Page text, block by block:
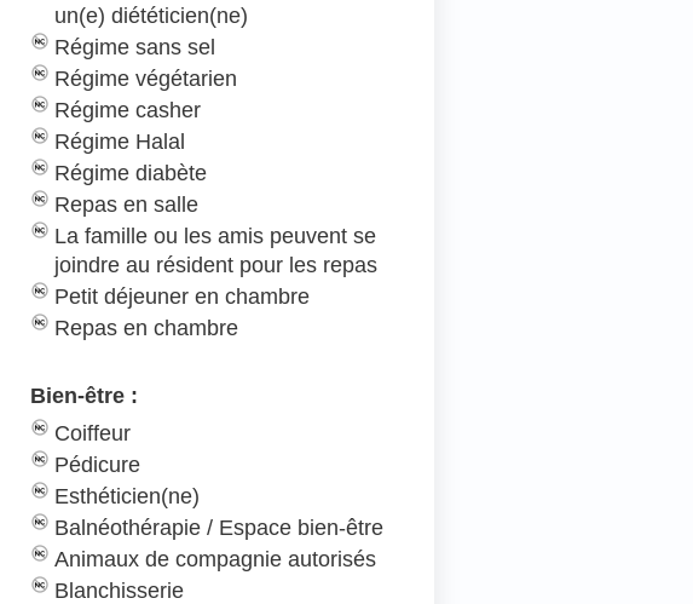
un(e) diététicien(ne)
Régime sans sel
Régime végétarien
Régime casher
Régime Halal
Régime diabète
Repas en salle
La famille ou les amis peuvent se
joindre au résident pour les repas
Petit déjeuner en chambre
Repas en chambre
Bien-être :
Coiffeur
Pédicure
Esthéticien(ne)
Balnéothérapie / Espace bien-être
Animaux de compagnie autorisés
Blanchisserie